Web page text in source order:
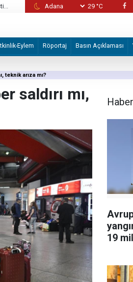
İşgal basını: ABD, Ben Gurion29 °C
Eylem Röportaj Basın Açıklaması
teknik arıza mı?
saldırı mı,
Haber
19